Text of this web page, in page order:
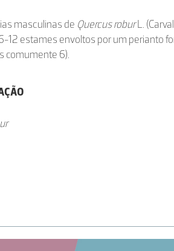
masculinas de Quercus roburL.
12 estames envoltos por um perianto
comumente 6).